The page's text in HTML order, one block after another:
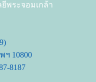
พระจอมเกล้า
ฯ 10800
8187